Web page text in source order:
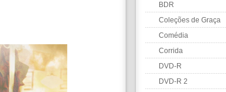
BDR
Coleções de Graça
Comédia
Corrida
DVD-R
DVD-R 2